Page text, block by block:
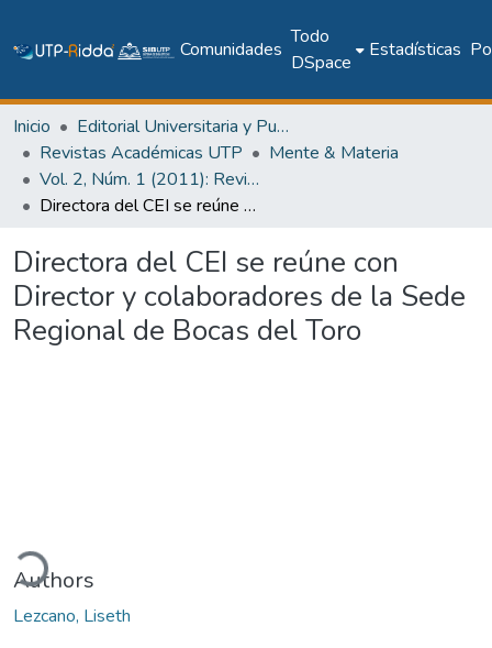
Comunidades
Todo
DSpace
Estadísticas
Inicio
Editorial Universitaria y Publicaciones Seriadas
Revistas Académicas UTP
Mente & Materia
Vol. 2, Núm. 1 (2011): Revista Mente & Materia
Directora del CEI se reúne con Director y colaboradores de la Sede Regional de Bocas del Toro
Directora del CEI se reúne con
Director y colaboradores de la Sede
Regional de Bocas del Toro
Authors
Lezcano, Liseth